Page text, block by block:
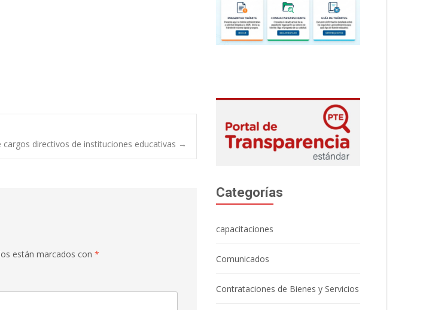
directivos de instituciones educativas →
están marcados con *
Categorías
capacitaciones
Comunicados
Contrataciones de Bienes y Servicios